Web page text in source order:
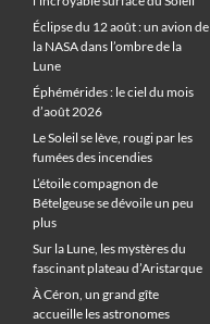
Éclipse du 12 août : un avion de
la NASA dans l’ombre de la
Lune
Éphémérides : le ciel du mois
d’août 2026
Le Soleil se lève, rougi par les
fumées des incendies
L’étoile compagnon de
Bételgeuse se dévoile un peu
plus
Sur la Lune, les mystères du
fascinant plateau d’Aristarque
À Céron, un grand gîte
accueille les astronomes